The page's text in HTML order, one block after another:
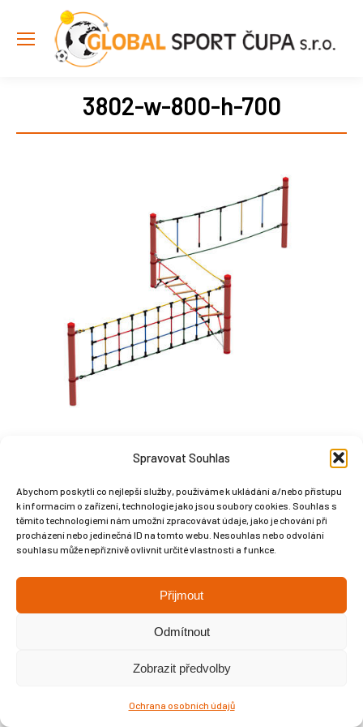
Spravovat Souhlas
Abychom poskytli co nejlepší služby, používáme k ukládání a/nebo přístupu
k informacím o zařízení, technologie jako jsou soubory cookies. Souhlas s
těmito technologiemi nám umožní zpracovávat údaje, jako je chování při
procházení nebo jedinečná ID na tomto webu. Nesouhlas nebo odvolání
souhlasu může nepříznivě ovlivnit určité vlastnosti a funkce.
Přijmout
Odmítnout
Zobrazit předvolby
Ochrana osobních údajů
3802-w-800-h-700
Copyright © Weiron Dynamics, s.r.o. |Tvorba webových stráneka
SEO